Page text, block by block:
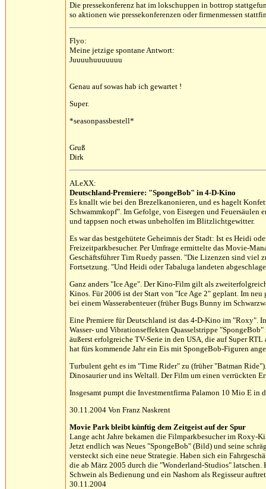
Die pressekonferenz hat im lokschuppen in bottrop
so aktionen wie pressekonferenzen oder firmenmessen
Flyo:
Meine jetzige spontane Antwort:
Juuuuhuuuuuuu
Genau auf sowas hab ich gewartet !
Super.
*seasonpassbestell*
Gruß
Dirk
ALeXX:
Deutschland-Premiere: "SpongeBob" in 4-D-Kino
Es knallt wie bei den Brezelkanonieren, und es hagelt
Schwammkopf". Im Gefolge, von Eisregen und
und tappsen noch etwas unbeholfen im Blitzlichtgewitter.
Es war das bestgehütete Geheimnis der Stadt: Ist es Heidi
Freizeitparkbesucher. Per Umfrage ermittelte das Movie-
Geschäftsführer Tim Ruedy passen. "Die Lizenzen sind viel
Fortsetzung. "Und Heidi oder Tabaluga landeten
Ganz anders "Ice Age". Der Kino-Film gilt als
Kinos. Für 2006 ist der Start von "Ice Age 2" geplant. Im
bei einem Wasserabenteuer (früher Bugs Bunny im
Eine Premiere für Deutschland ist das 4-D-Kino im "Roxy".
Wasser- und Vibrationseffekten Quasselstrippe
äußerst erfolgreiche TV-Serie in den USA, die auf Super
hat fürs kommende Jahr ein Eis mit SpongeBob-Figuren
Turbulent geht es im "Time Rider" zu (früher "Batman
Dinosaurier und ins Weltall. Der Film um einen verrückten
Insgesamt pumpt die Investmentfirma Palamon 10 Mio E in
30.11.2004 Von Franz Naskrent
Movie Park bleibt künftig dem Zeitgeist auf der Spur
Lange acht Jahre bekamen die Filmparkbesucher im Roxy-
Jetzt endlich was Neues "SpongeBob" (Bild) und seine
versteckt sich eine neue Strategie. Haben sich ein
die ab März 2005 durch die "Wonderland-Studios"
Schwein als Bedienung und ein Nashorn als Regisseur
30.11.2004